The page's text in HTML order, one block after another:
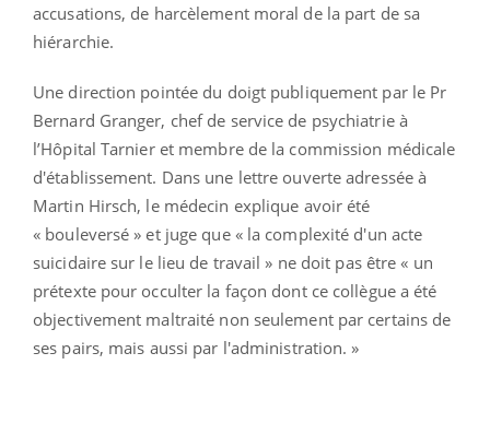
accusations, de harcèlement moral de la part de sa
hiérarchie.
Une direction pointée du doigt publiquement par le Pr
Bernard Granger, chef de service de psychiatrie à
l’Hôpital Tarnier et membre de la commission médicale
d'établissement. Dans une lettre ouverte adressée à
Martin Hirsch, le médecin explique avoir été
« bouleversé » et juge que « la complexité d'un acte
suicidaire sur le lieu de travail » ne doit pas être « un
prétexte pour occulter la façon dont ce collègue a été
objectivement maltraité non seulement par certains de
ses pairs, mais aussi par l'administration. »